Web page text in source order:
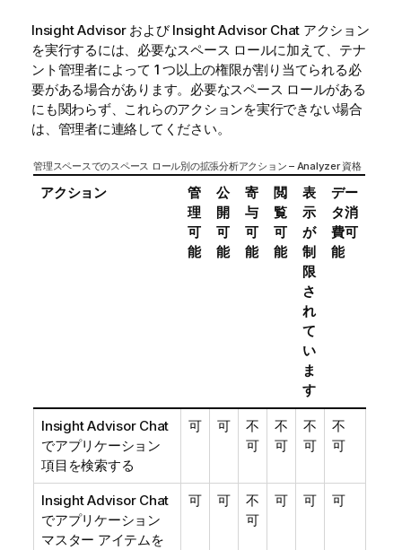
Insight AdvisorおよびInsight Advisor Chat アクション
を実行するには、必要なスペース ロールに加えて、テナ
ント管理者によって 1 つ以上の権限が割り当てられる必
要がある場合があります。必要なスペース ロールがある
にも関わらず、これらのアクションを実行できない場合
は、管理者に連絡してください。
管理スペースでのスペース ロール別の拡張分析アクション – Analyzer 資格
アクション
管
理
可
能
公
開
可
能
寄
与
可
能
閲
覧
可
能
表
示
が
制
限
さ
れ
て
い
ま
す
デー
タ消
費可
能
Insight Advisor Chat
でアプリケーション
項目を検索する
可 可
不
可
不
可
不
可
不
可
Insight Advisor Chat
でアプリケーション
マスター アイテムを
可 可
不
可
可 可 可